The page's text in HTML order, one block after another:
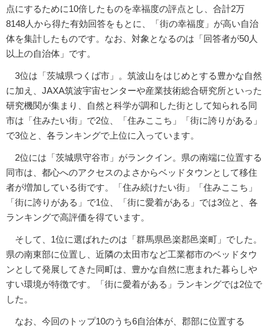
点にするために10倍したものを幸福度の評点とし、合計2万
8148人から得た有効回答をもとに、「街の幸福度」が高い自治
体を集計したものです。なお、対象となるのは「回答者が50人
以上の自治体」です。
3位は「茨城県つくば市」。筑波山をはじめとする豊かな自然
に加え、JAXA筑波宇宙センターや産業技術総合研究所といった
研究機関が集まり、自然と科学が調和した街として知られる同
市は「住みたい街」で2位、「住みここち」「街に誇りがある」
で3位と、各ランキングで上位に入っています。
2位には「茨城県守谷市」がランクイン。県の南端に位置する
同市は、都心へのアクセスのよさからベッドタウンとして移住
者が増加している街です。「住み続けたい街」「住みここち」
「街に誇りがある」で1位、「街に愛着がある」では3位と、各
ランキングで高評価を得ています。
そして、1位に選ばれたのは「群馬県邑楽郡邑楽町」でした。
県の南東部に位置し、近隣の太田市など工業都市のベッドタウ
ンとして発展してきた同町は、豊かな自然に恵まれた暮らしや
すい環境が特徴です。「街に愛着がある」ランキングでは2位で
した。
なお、今回のトップ10のうち6自治体が、郡部に位置する